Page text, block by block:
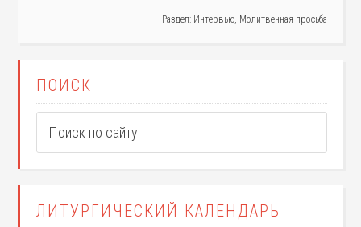
Раздел: Интервью, Молитвенная просьба
ПОИСК
ЛИТУРГИЧЕСКИЙ КАЛЕНДАРЬ